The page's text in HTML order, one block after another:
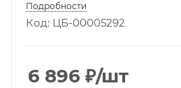
Подробности
Код: ЦБ-00005292
6 896 ₽/шт